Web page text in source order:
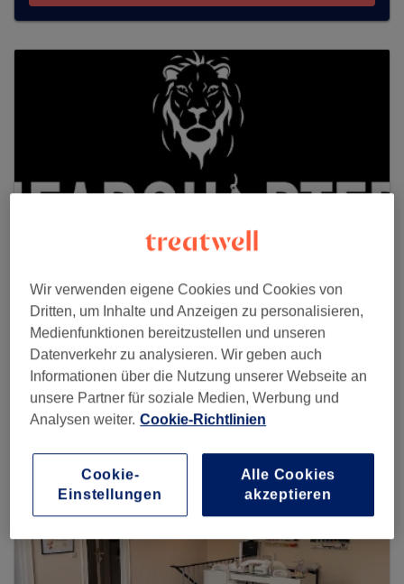
Headquarter Barbershop
1121 reviews
Flughafenstraße 79, 22415 Hamburg
Wir verwenden eigene Cookies und Cookies von
Dritten, um Inhalte und Anzeigen zu personalisieren,
Medienfunktionen bereitzustellen und unseren
Datenverkehr zu analysieren. Wir geben auch
Informationen über die Nutzung unserer Webseite an
unsere Partner für soziale Medien, Werbung und
Analysen weiter. Cookie-Richtlinien
Cookie-
Einstellungen
Alle Cookies
akzeptieren